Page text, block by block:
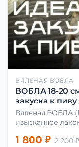
ВЯЛЕНАЯ ВОБЛА
ВОБЛА 18-20
закуска к
Вяленая ВОБЛА
изысканное
сделать вяленую
1 800 ₽ 2 200 ₽